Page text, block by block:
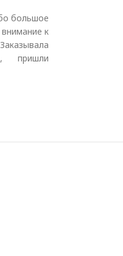
большое
к
пришли